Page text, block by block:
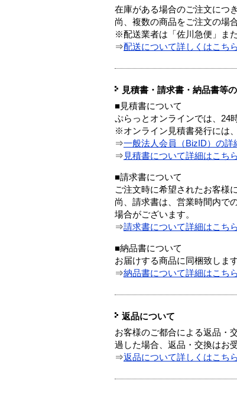
在庫がある場合のご注文につ
尚、複数の商品をご注文の場
※配送業者は「佐川急便」ま
⇒配送について詳しくはこちら
見積書・請求書・納品書等
■見積書について
ぷらっとオンラインでは、24
※オンライン見積書発行には
⇒一般法人会員（BizID）の詳
⇒ 見積書について詳細はこちら
■請求書について
ご注文時に希望されたお客様
尚、請求書は、営業時間内で
場合がございます。
⇒請求書について詳細はこちら
■納品書について
お届けする商品に同梱致します
⇒納品書について詳細はこちら
返品について
お客様のご都合による返品・
過した場合、返品・交換はお
⇒返品について詳しくはこちら